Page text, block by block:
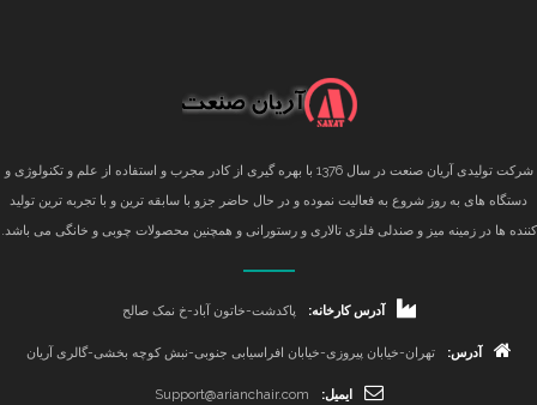
شرکت تولیدی آریان صنعت در سال 1376 با بهره گیری از کادر مجرب و استفاده از علم و تکنولوژی و
دستگاه های به روز شروع به فعالیت نموده و در حال حاضر جزو با سابقه ترین و با تجربه ترین تولید
کننده ها در زمینه میز و صندلی فلزی تالاری و رستورانی و همچنین محصولات چوبی و خانگی می باشد.
آدرس کارخانه: پاکدشت-خاتون آباد-خ نمک صالح
آدرس: تهران-خیابان پیروزی-خیابان افراسیابی جنوبی-نبش کوچه بخشی-گالری آریان
ایمیل: Support@arianchair.com